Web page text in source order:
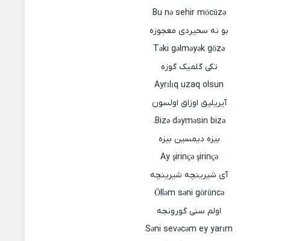
Bu nə sehir möcüzə
بو نه سحیردی معجوزه
Təki gəlməyək gözə
تکی گلمیک گوزه
Ayrılıq uzaq olsun
آیریلیق اوزاق اولسون
Bizə dəyməsin bizə.
بیزه دیمسین بیزه
Ay şirinçə şirinçə
آی شیرینچه شیرینچه
Ölləm səni görüncə
اولم سنی گورونجه
Səni sevəcəm ey yarım